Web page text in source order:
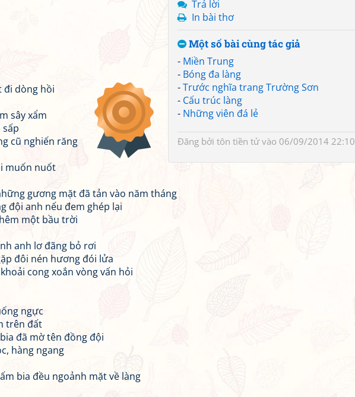
Trả lời
In bài thơ
Một số bài cùng tác giả
- Miền Trung
- Bóng đa làng
-Trước nghĩa trang Trường Sơn
- Cấu trúc làng
- Những viên đá lẻ
Đăng bởi tôn tiền tửvào 06/09/2014 22:10
đi dòng hồi
sây xẩm
cũ nghiến răng
muốn nuốt
gương mặt đã tản vào năm tháng
đội anh nếu đem ghép lại
một bầu trời
anh lơ đãng bỏ rơi
đôi nén hương đói lửa
cong xoắn vòng vấn hỏi
ngực
trên đất
đã mờ tên đồng đội
hàng ngang
bia đều ngoảnh mặt về làng